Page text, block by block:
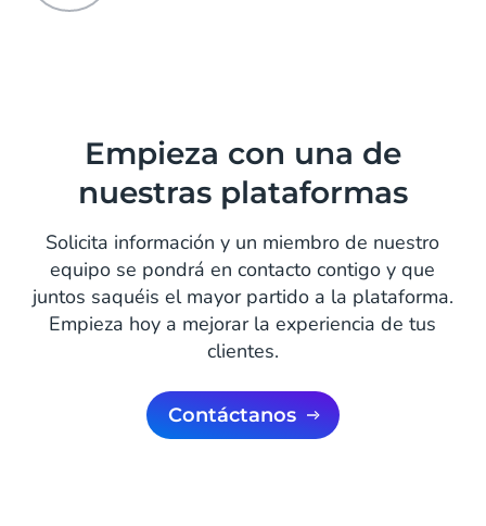
Empieza con una de
nuestras plataformas
Solicita información y un miembro de nuestro
equipo se pondrá en contacto contigo y que
juntos saquéis el mayor partido a la plataforma.
Empieza hoy a mejorar la experiencia de tus
clientes.
Contáctanos